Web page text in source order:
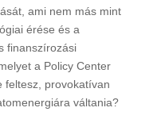
ami nem más mint
érése és a
finanszírozási
a Policy Center
feltesz, provokatívan
váltania?